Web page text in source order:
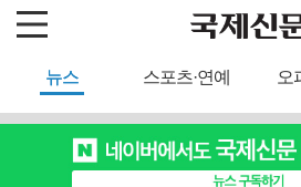
뉴스 스포츠·연예 오